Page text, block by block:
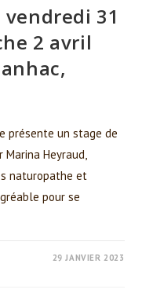
vendredi 31
2 avril
présente un stage de
Heyraud,
naturopathe et
pour se
29 JANVIER 2023